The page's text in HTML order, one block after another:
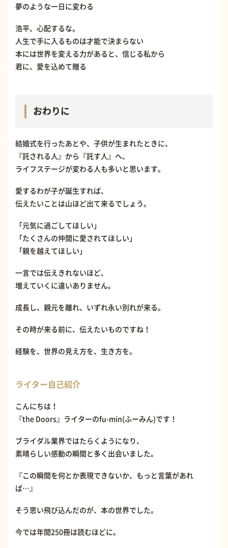
夢のような一日に変わる
浩平、心配するな。
人生で手に入るものは才能で決まらない
本には世界を変える力があると、信じる私から
君に、愛を込めて贈る
おわりに
結婚式を行ったあとや、子供が生まれたときに、
『託される人』から『託す人』へ、
ライフステージが変わる人も多いと思います。
愛するわが子が誕生すれば、
伝えたいことは山ほど出て来るでしょう。
「元気に過ごしてほしい」
「たくさんの仲間に愛されてほしい」
「親を越えてほしい」
一言では伝えきれないほど、
増えていくに違いありません。
成長し、親元を離れ、いずれ永い別れが来る。
その時が来る前に、伝えたいものですね！
経験を、世界の見え方を、生き方を。
ライター自己紹介
こんにちは！
『the Doors』ライターのfu-min(ふーみん)です！
ブライダル業界ではたらくようになり、
素晴らしい感動の瞬間と多く出会いました。
『この瞬間を何とか表現できないか、もっと言葉があれ
ば…』
そう思い飛び込んだのが、本の世界でした。
今では年間250冊は読むほどに。